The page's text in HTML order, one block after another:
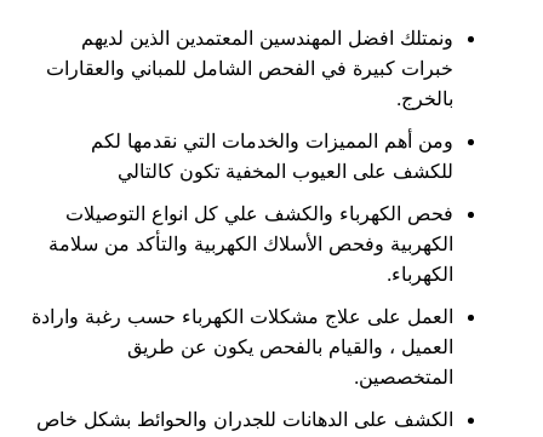
ونمتلك افضل المهندسين المعتمدين الذين لديهم
خبرات كبيرة في الفحص الشامل للمباني والعقارات
بالخرج.
ومن أهم المميزات والخدمات التي نقدمها لكم
للكشف على العيوب المخفية تكون كالتالي
فحص الكهرباء والكشف علي كل انواع التوصيلات
الكهربية وفحص الأسلاك الكهربية والتأكد من سلامة
الكهرباء.
العمل على علاج مشكلات الكهرباء حسب رغبة وارادة
العميل ، والقيام بالفحص يكون عن طريق
المتخصصين.
الكشف على الدهانات للجدران والحوائط بشكل خاص